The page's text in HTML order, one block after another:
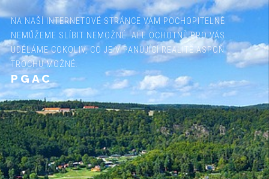
NA NAŠÍ INTERNETOVÉ STRÁNCE VÁM POCHOPITELNĚ
NEMŮŽEME SLÍBIT NEMOŽNÉ. ALE OCHOTNĚ PRO VÁS
UDĚLÁME COKOLIV, CO JE V PANUJÍCÍ REALITĚ ASPOŇ
TROCHU MOŽNÉ.
PGAC